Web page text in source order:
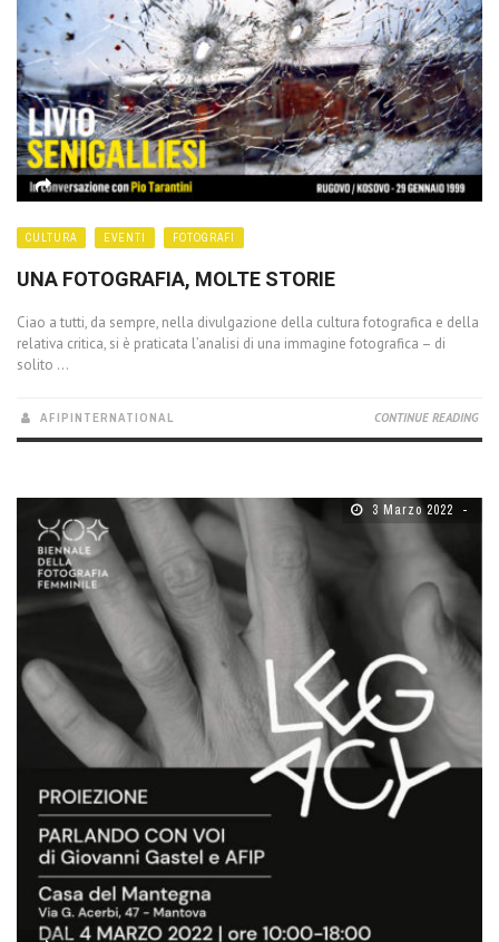
CULTURA EVENTI FOTOGRAFI
UNA FOTOGRAFIA, MOLTE STORIE
Ciao a tutti, da sempre, nella divulgazione della cultura fotografica e della
relativa critica, si è praticata l’analisi di una immagine fotografica – di
solito ...
AFIPINTERNATIONAL CONTINUE READING
3 Marzo 2022